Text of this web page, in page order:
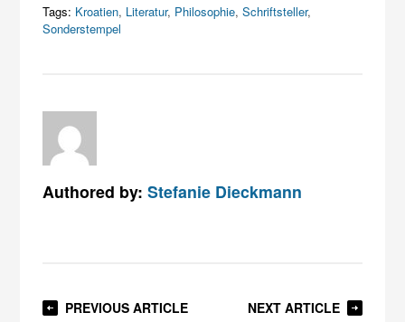
Tags: Kroatien, Literatur, Philosophie,Schriftsteller,
Sonderstempel
Authored by:Stefanie Dieckmann
PREVIOUS ARTICLE NEXT ARTICLE